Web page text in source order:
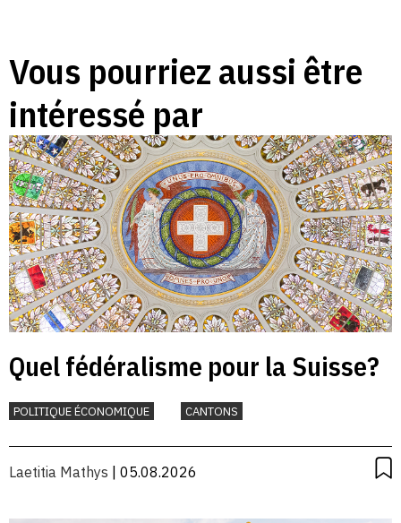
Vous pourriez aussi être
intéressé par
Quel fédéralisme pour la Suisse?
POLITIQUE ÉCONOMIQUE CANTONS
Laetitia Mathys | 05.08.2026